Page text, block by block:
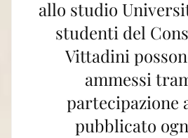
allo studio
studenti del
Vittadini
ammessi
partecipazione
pubblicato